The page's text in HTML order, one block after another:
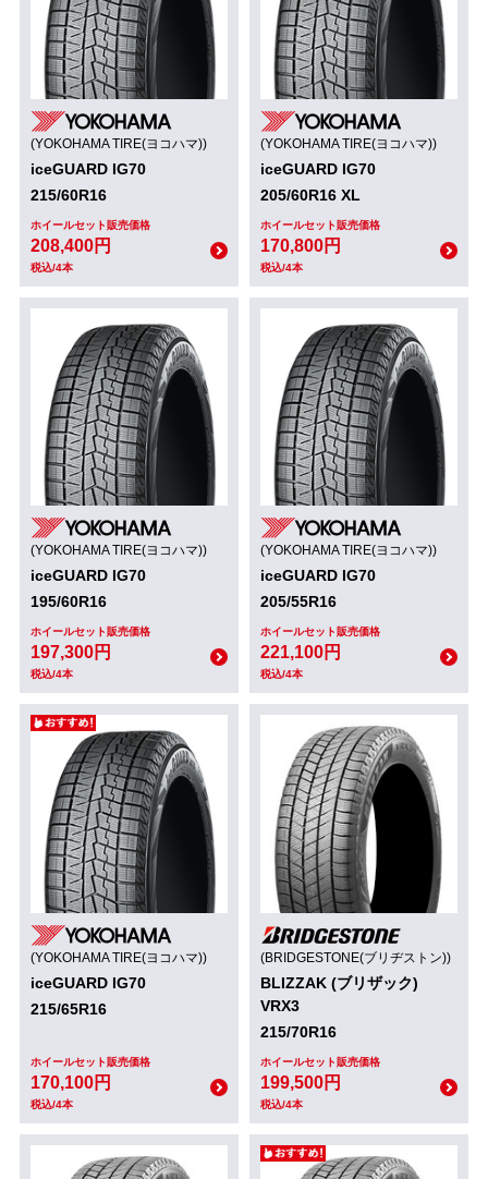
(YOKOHAMA TIRE(ヨコハマ))
iceGUARD IG70
215/60R16
ホイールセット販売価格
208,400円
税込/4本
(YOKOHAMA TIRE(ヨコハマ))
iceGUARD IG70
205/60R16 XL
ホイールセット販売価格
170,800円
税込/4本
(YOKOHAMA TIRE(ヨコハマ))
iceGUARD IG70
195/60R16
ホイールセット販売価格
197,300円
税込/4本
(YOKOHAMA TIRE(ヨコハマ))
iceGUARD IG70
205/55R16
ホイールセット販売価格
221,100円
税込/4本
(YOKOHAMA TIRE(ヨコハマ))
iceGUARD IG70
215/65R16
ホイールセット販売価格
170,100円
税込/4本
(BRIDGESTONE(ブリヂストン))
BLIZZAK (ブリザック)
VRX3
215/70R16
ホイールセット販売価格
199,500円
税込/4本